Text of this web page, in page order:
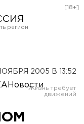
[18+]
2005 В 13:52